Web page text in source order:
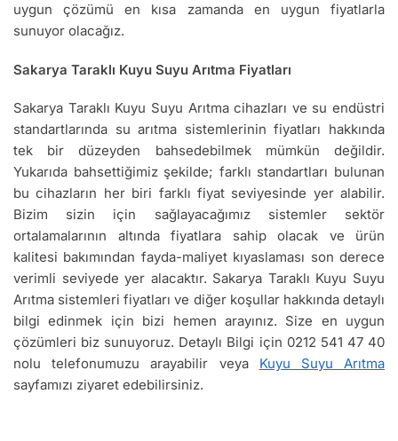
uygun çözümü en kısa zamanda en uygun fiyatlarla
sunuyor olacağız.
Sakarya Taraklı Kuyu Suyu Arıtma Fiyatları
Sakarya Taraklı Kuyu Suyu Arıtma cihazları ve su endüstri
standartlarında su arıtma sistemlerinin fiyatları hakkında
tek bir düzeyden bahsedebilmek mümkün değildir.
Yukarıda bahsettiğimiz şekilde; farklı standartları bulunan
bu cihazların her biri farklı fiyat seviyesinde yer alabilir.
Bizim sizin için sağlayacağımız sistemler sektör
ortalamalarının altında fiyatlara sahip olacak ve ürün
kalitesi bakımından fayda-maliyet kıyaslaması son derece
verimli seviyede yer alacaktır. Sakarya Taraklı Kuyu Suyu
Arıtma sistemleri fiyatları ve diğer koşullar hakkında detaylı
bilgi edinmek için bizi hemen arayınız. Size en uygun
çözümleri biz sunuyoruz. Detaylı Bilgi için 0212 541 47 40
nolu telefonumuzu arayabilir veya Kuyu Suyu Arıtma
sayfamızı ziyaret edebilirsiniz.